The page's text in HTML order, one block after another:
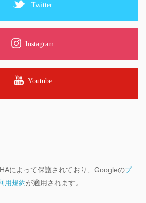
Twitter
Instagram
Youtube
によって保護されており、Googleのプ
用規約が適用されます。